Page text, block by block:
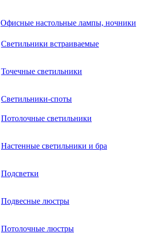
Офисные настольные лампы, ночники
Светильники встраиваемые
Точечные светильники
Светильники-споты
Потолочные светильники
Настенные светильники и бра
Подсветки
Подвесные люстры
Потолочные люстры